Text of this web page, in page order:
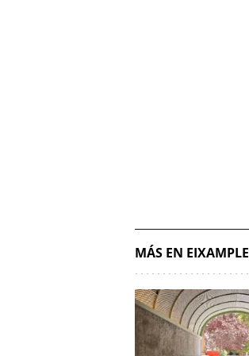
MÁS EN EIXAMPLE